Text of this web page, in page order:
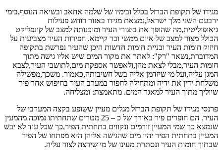
מגידו של תקופת הברזל בכלל ובימיו של שלמה אחאב ובשיאה הנוסף,בימי
ירבעם השני מלך ישראל,נמצאת מגידו באזור רוחש פעילות
גיאופוליטית,מה שהופך את ביצורי העיר ומוכנותה למצב של קונפליקט
הכולל מצור למצב של איום ממשי ובר קיימא. חפירות העיר מצביעות על
חיזוק חומות העיר ובניית חומות חדשות היכן שהעיר נפרשת בתקופה
המדוברת,נשאר "רק": לאתר את מקור המים שיש אליו גישה מתוך
חומות העיר,מבלי לצאת מהן,ולאפשר אספקת מים,לתושבי העיר,לצבא
המגן עליה,ועל מי שיזדמן אליה בשל חשיבותה,כאמור. משכך,מפשילה
משלחת ידין את ידיה ומתחילה לחפור במערב העיר בחיפוש אחר פיר
שיוליך מתוך העיר למאגר המים. מתאמצת: ומצליחה.
פרנסי מגידו של תקופת הברזל מגלים מעיין ששופע בקצה המערבי של
העיר. הם חופרים פיר באורך של כ – 25 מטרים שתחתיתו נמוכה מהמעין
שנמצא כך שמי המעיין זורמים ונקווים בתחתית הפיר,כך שכל עוד לא יבש
המעיין בתחתית הפיר יהיו מים שהגישה אליהן היא מפתחו של הפיר
שבתוך חומות העיר ונסתרת מעינו של מי שירצה לצור עליה.